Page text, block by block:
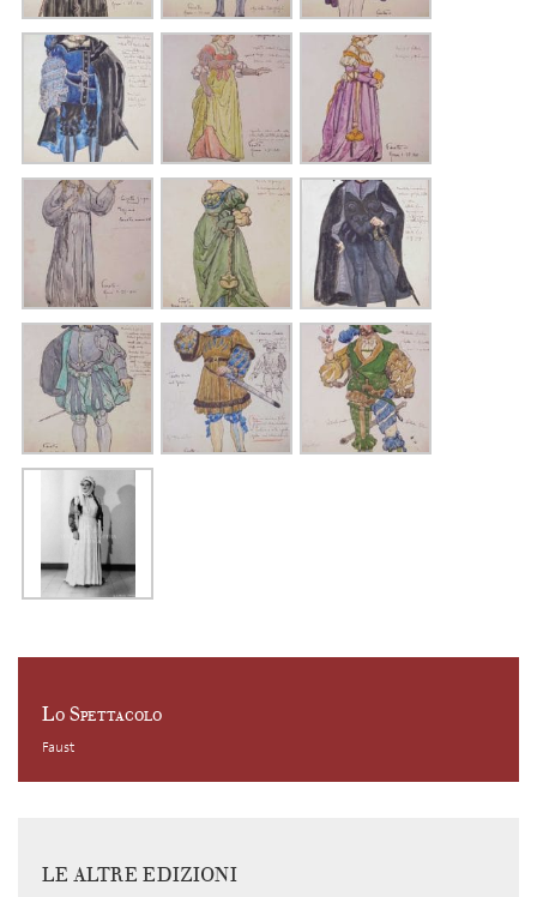
Lo Spettacolo
Faust
LE ALTRE EDIZIONI